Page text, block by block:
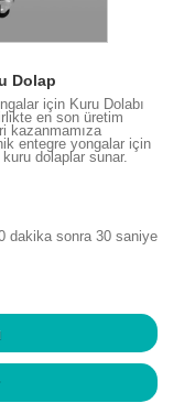
Dolap
için Kuru Dolabı
en son üretim
kazanmamıza
entegre yongalar için
dolaplar sunar.
dakika sonra 30 saniye